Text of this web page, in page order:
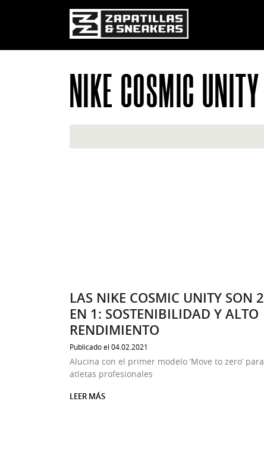
Pasar al contenido principal
NIKE COSMIC UNITY
LAS NIKE COSMIC UNITY SON 2
EN 1: SOSTENIBILIDAD Y ALTO
RENDIMIENTO
Publicado el 04.02.2021
Alucina con el primer modelo ‘Move to zero’ para
atletas profesionales
LEER MÁS